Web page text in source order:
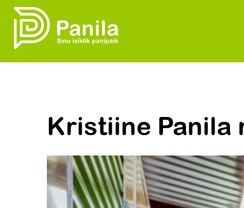
Kristiine Panila